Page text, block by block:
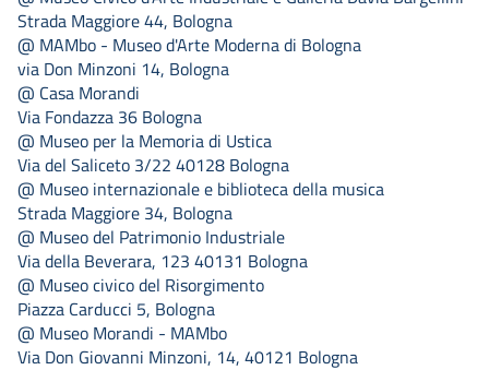
Strada Maggiore 44, Bologna
@ MAMbo - Museo d'Arte Moderna di Bologna
via Don Minzoni 14, Bologna
@ Casa Morandi
Via Fondazza 36 Bologna
@ Museo per la Memoria di Ustica
Via del Saliceto 3/22 40128 Bologna
@ Museo internazionale e biblioteca della musica
Strada Maggiore 34, Bologna
@ Museo del Patrimonio Industriale
Via della Beverara, 123 40131 Bologna
@ Museo civico del Risorgimento
Piazza Carducci 5, Bologna
@ Museo Morandi - MAMbo
Via Don Giovanni Minzoni, 14, 40121 Bologna